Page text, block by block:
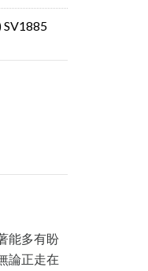
SV1885
能多有盼
論正走在